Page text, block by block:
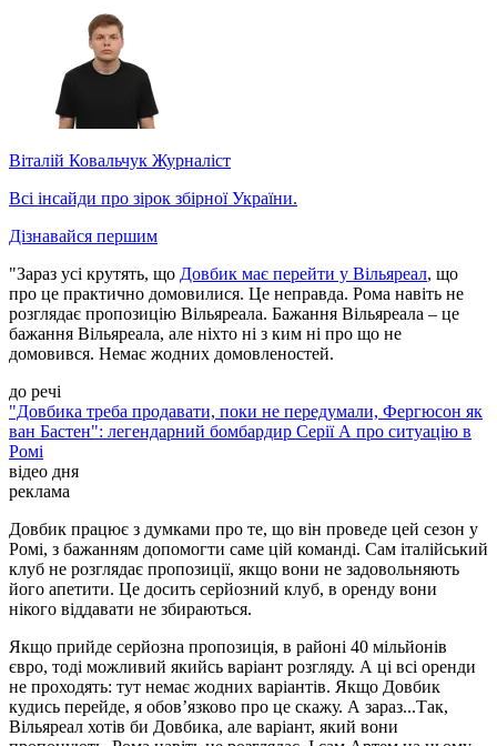
Віталій Ковальчук Журналіст
Всі інсайди про зірок збірної України.
Дізнавайся першим
"Зараз усі крутять, що Довбик має перейти у Вільяреал, що
про це практично домовилися. Це неправда. Рома навіть не
розглядає пропозицію Вільяреала. Бажання Вільяреала – це
бажання Вільяреала, але ніхто ні з ким ні про що не
домовився. Немає жодних домовленостей.
до речі
"Довбика треба продавати, поки не передумали, Фергюсон як
ван Бастен": легендарний бомбардир Серії А про ситуацію в
Ромі
відео дня
Play
Video